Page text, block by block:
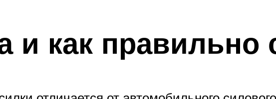
и как правильно